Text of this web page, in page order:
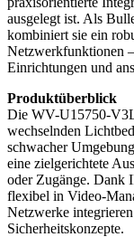
ausgelegt ist. Als
kombiniert sie ein
Netzwerkfunktionen
Einrichtungen und
Produktüberblick
Die WV-U15750-
wechselnden
schwacher
eine zielgerichtete
oder Zugänge. Dank
flexibel in Video-
Netzwerke
Sicherheitskonzepte.